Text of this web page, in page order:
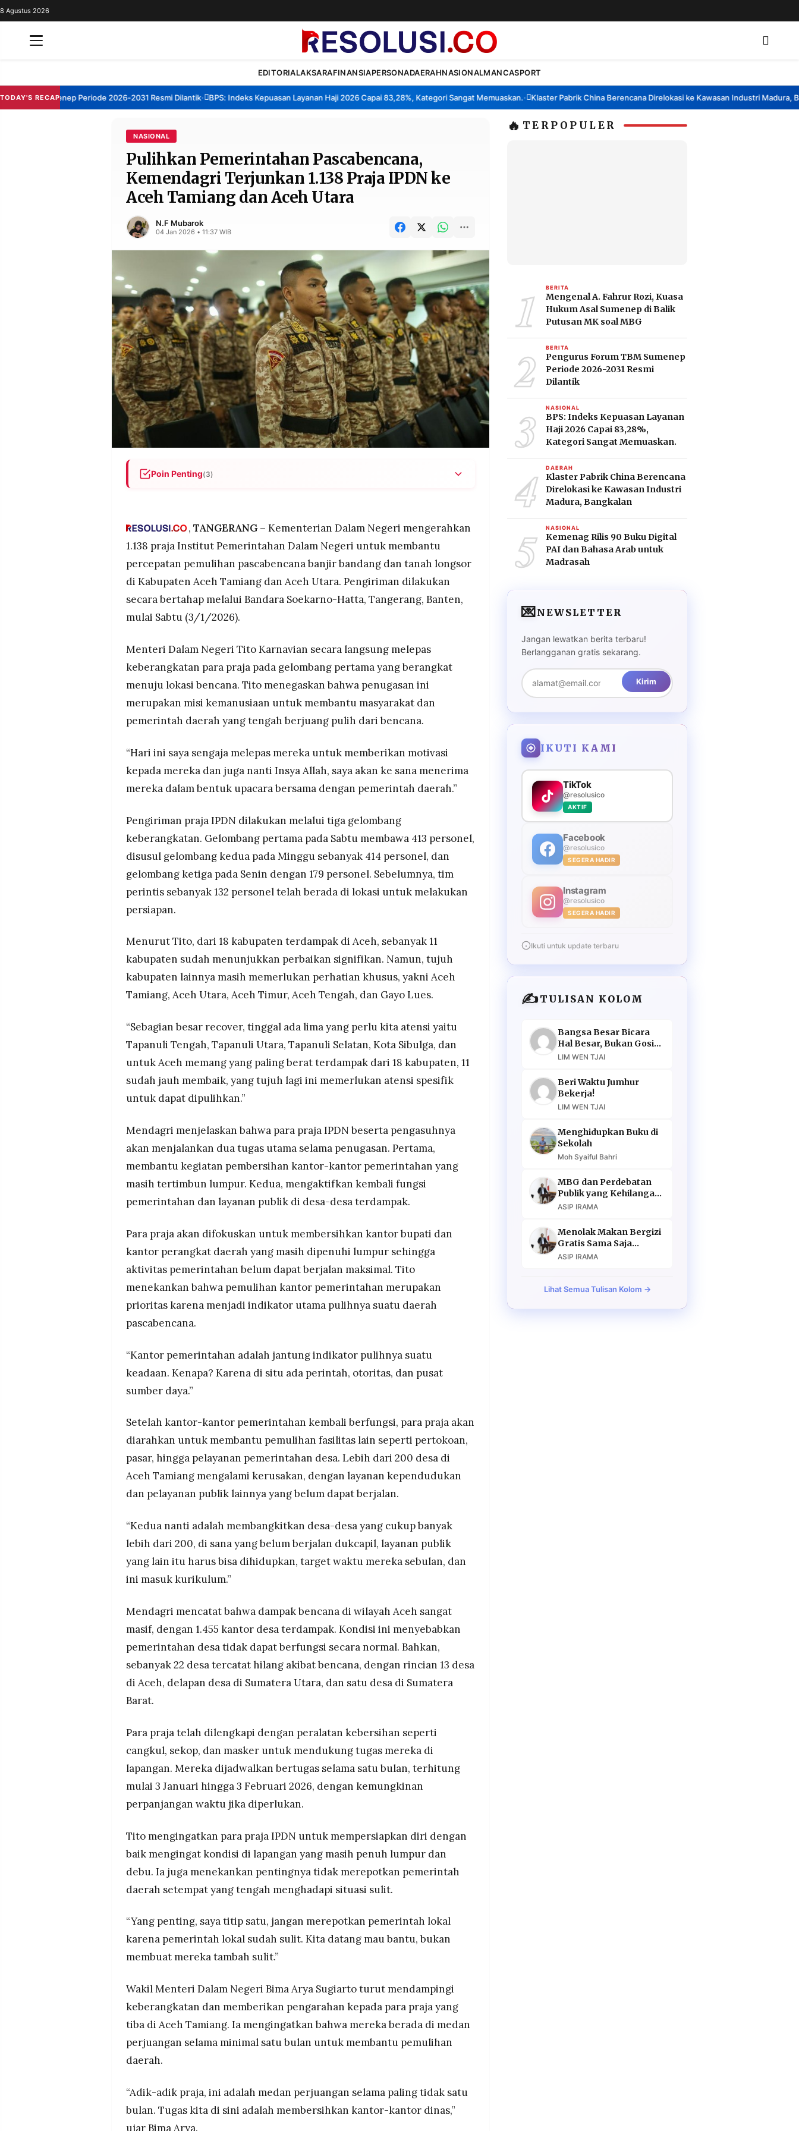
REDAKSI
WARGA
TULISAN
SERVICE
8 Agustus 2026
EDITORIALAKSARAFINANSIAPERSONADAERAHNASIONALMANCASPORT
TODAY'S RECAP
Sumenep Periode 2026-2031 Resmi Dilantik• BPS: Indeks Kepuasan Layanan Haji 2026 Capai 83,28%, Kategori Sangat Memuaskan.• Klaster Pabrik China Berencana Direlokasi ke Kawasan Industri Madura,
NASIONAL
Pulihkan Pemerintahan Pascabencana,
Kemendagri Terjunkan 1.138 Praja IPDN ke
Aceh Tamiang dan Aceh Utara
N.F Mubarok
04 Jan 2026 • 11:37 WIB
Poin Penting(3)
pascabencana.
Tito Karnavian menegaskan pemulihan kantor pemerintahan adalah prioritas
utama karena menjadi jantung indikator pulihnya suatu daerah, dengan target
waktu satu bulan untuk menghidupkan kembali lebih dari 200 desa terdampak.
Bencana di Aceh tercatat paling masif dengan 1.455 kantor desa terdampak
dan 13 desa hilang, sementara para praja dilengkapi peralatan kebersihan dan
disambut hangat warga setempat yang berharap mempercepat pemulihan.
, TANGERANG– Kementerian Dalam Negeri mengerahkan
1.138 praja Institut Pemerintahan Dalam Negeri untuk membantu
percepatan pemulihan pascabencana banjir bandang dan tanah longsor
di Kabupaten Aceh Tamiang dan Aceh Utara. Pengiriman dilakukan
secara bertahap melalui Bandara Soekarno-Hatta, Tangerang, Banten,
mulai Sabtu (3/1/2026).
Menteri Dalam Negeri Tito Karnavian secara langsung melepas
keberangkatan para praja pada gelombang pertama yang berangkat
menuju lokasi bencana. Tito menegaskan bahwa penugasan ini
merupakan misi kemanusiaan untuk membantu masyarakat dan
pemerintah daerah yang tengah berjuang pulih dari bencana.
“Hari ini saya sengaja melepas mereka untuk memberikan motivasi
kepada mereka dan juga nanti Insya Allah, saya akan ke sana menerima
mereka dalam bentuk upacara bersama dengan pemerintah daerah.”
Pengiriman praja IPDN dilakukan melalui tiga gelombang
keberangkatan. Gelombang pertama pada Sabtu membawa 413 personel,
disusul gelombang kedua pada Minggu sebanyak 414 personel, dan
gelombang ketiga pada Senin dengan 179 personel. Sebelumnya, tim
perintis sebanyak 132 personel telah berada di lokasi untuk melakukan
persiapan.
Menurut Tito, dari 18 kabupaten terdampak di Aceh, sebanyak 11
kabupaten sudah menunjukkan perbaikan signifikan. Namun, tujuh
kabupaten lainnya masih memerlukan perhatian khusus, yakni Aceh
Tamiang, Aceh Utara, Aceh Timur, Aceh Tengah, dan Gayo Lues.
“Sebagian besar recover, tinggal ada lima yang perlu kita atensi yaitu
Tapanuli Tengah, Tapanuli Utara, Tapanuli Selatan, Kota Sibulga, dan
untuk Aceh memang yang paling berat terdampak dari 18 kabupaten, 11
sudah jauh membaik, yang tujuh lagi ini memerlukan atensi spesifik
untuk dapat dipulihkan.”
Mendagri menjelaskan bahwa para praja IPDN beserta pengasuhnya
akan menjalankan dua tugas utama selama penugasan. Pertama,
membantu kegiatan pembersihan kantor-kantor pemerintahan yang
masih tertimbun lumpur. Kedua, mengaktifkan kembali fungsi
pemerintahan dan layanan publik di desa-desa terdampak.
Para praja akan difokuskan untuk membersihkan kantor bupati dan
kantor perangkat daerah yang masih dipenuhi lumpur sehingga
aktivitas pemerintahan belum dapat berjalan maksimal. Tito
menekankan bahwa pemulihan kantor pemerintahan merupakan
prioritas karena menjadi indikator utama pulihnya suatu daerah
pascabencana.
“Kantor pemerintahan adalah jantung indikator pulihnya suatu
keadaan. Kenapa? Karena di situ ada perintah, otoritas, dan pusat
sumber daya.”
Setelah kantor-kantor pemerintahan kembali berfungsi, para praja akan
diarahkan untuk membantu pemulihan fasilitas lain seperti pertokoan,
pasar, hingga pelayanan pemerintahan desa. Lebih dari 200 desa di
Aceh Tamiang mengalami kerusakan, dengan layanan kependudukan
dan pelayanan publik lainnya yang belum dapat berjalan.
“Kedua nanti adalah membangkitkan desa-desa yang cukup banyak
lebih dari 200, di sana yang belum berjalan dukcapil, layanan publik
yang lain itu harus bisa dihidupkan, target waktu mereka sebulan, dan
ini masuk kurikulum.”
Mendagri mencatat bahwa dampak bencana di wilayah Aceh sangat
masif, dengan 1.455 kantor desa terdampak. Kondisi ini menyebabkan
pemerintahan desa tidak dapat berfungsi secara normal. Bahkan,
sebanyak 22 desa tercatat hilang akibat bencana, dengan rincian 13 desa
di Aceh, delapan desa di Sumatera Utara, dan satu desa di Sumatera
Barat.
Para praja telah dilengkapi dengan peralatan kebersihan seperti
cangkul, sekop, dan masker untuk mendukung tugas mereka di
lapangan. Mereka dijadwalkan bertugas selama satu bulan, terhitung
mulai 3 Januari hingga 3 Februari 2026, dengan kemungkinan
perpanjangan waktu jika diperlukan.
Tito mengingatkan para praja IPDN untuk mempersiapkan diri dengan
baik mengingat kondisi di lapangan yang masih penuh lumpur dan
debu. Ia juga menekankan pentingnya tidak merepotkan pemerintah
daerah setempat yang tengah menghadapi situasi sulit.
“Yang penting, saya titip satu, jangan merepotkan pemerintah lokal
karena pemerintah lokal sudah sulit. Kita datang mau bantu, bukan
membuat mereka tambah sulit.”
Wakil Menteri Dalam Negeri Bima Arya Sugiarto turut mendampingi
keberangkatan dan memberikan pengarahan kepada para praja yang
tiba di Aceh Tamiang. Ia mengingatkan bahwa mereka berada di medan
perjuangan selama minimal satu bulan untuk membantu pemulihan
daerah.
“Adik-adik praja, ini adalah medan perjuangan selama paling tidak satu
bulan. Tugas kita di sini adalah membersihkan kantor-kantor dinas,”
ujar Bima Arya.
🔥 TERPOPULER
1 BERITA
Mengenal A. Fahrur Rozi, Kuasa
Hukum Asal Sumenep di Balik
Putusan MK soal MBG
2 BERITA
Pengurus Forum TBM Sumenep
Periode 2026-2031 Resmi
Dilantik
3 NASIONAL
BPS: Indeks Kepuasan Layanan
Haji 2026 Capai 83,28%,
Kategori Sangat Memuaskan.
4 DAERAH
Klaster Pabrik China Berencana
Direlokasi ke Kawasan Industri
Madura, Bangkalan
5 NASIONAL
Kemenag Rilis 90 Buku Digital
PAI dan Bahasa Arab untuk
Madrasah
💌NEWSLETTER
Jangan lewatkan berita terbaru!
Berlangganan gratis sekarang.
Kirim
IKUTI KAMI
TikTok
@resolusico
AKTIF
Facebook
@resolusico
SEGERA HADIR
Instagram
@resolusico
SEGERA HADIR
Ikuti untuk update terbaru
✍️TULISAN KOLOM
Bangsa Besar Bicara
Hal Besar, Bukan Gosip
Murahan
LIM WEN TJAI
Beri Waktu Jumhur
Bekerja!
LIM WEN TJAI
Menghidupkan Buku di
Sekolah
Moh Syaiful Bahri
MBG dan Perdebatan
Publik yang Kehilangan
Argumen
ASIP IRAMA
Menolak Makan Bergizi
Gratis Sama Saja
Menolak Masa Depan
ASIP IRAMA
Lihat Semua Tulisan Kolom →